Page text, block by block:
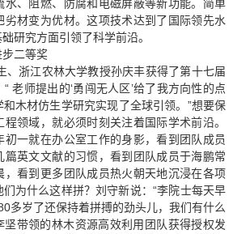
水、阻燃、防腐和电磁屏蔽等新功能。简单
劣材变为优材。这项技术达到了国际领先水
研究方面引领了科学前沿。
二等奖
、浙江农林大学教授孙庆丰获得了第十七届
老师提出的‘勇闯无人区’给了我方向性的点
木材仿生学研究实现了全球引领。”想要保
领域，就必须时刻关注着国际学术前沿。
一就在办公室工作的身影，看到团队成员
篇英文文献的习惯，看到团队成员于海鹏常
，看到更多团队成员热火朝天地沉浸在各项
为什么这样拼？刘守新说：“李院士每天早
多岁了还保持着拼搏的劲头儿，我们有什么
坚带领的林木资源高效利用团队获得授权发